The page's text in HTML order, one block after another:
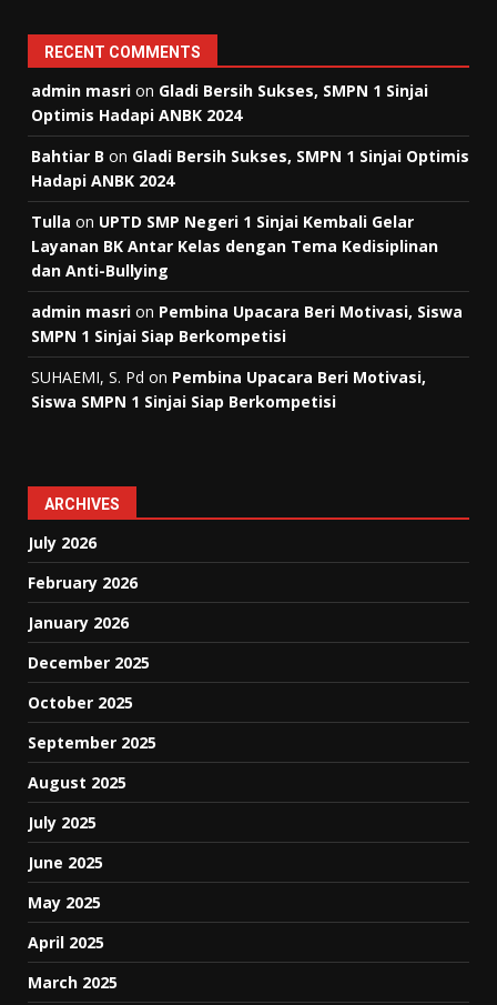
RECENT COMMENTS
admin masri on Gladi Bersih Sukses, SMPN 1 Sinjai
Optimis Hadapi ANBK 2024
Bahtiar B on Gladi Bersih Sukses, SMPN 1 Sinjai Optimis
Hadapi ANBK 2024
Tulla on UPTD SMP Negeri 1 Sinjai Kembali Gelar
Layanan BK Antar Kelas dengan Tema Kedisiplinan
dan Anti-Bullying
admin masri on Pembina Upacara Beri Motivasi, Siswa
SMPN 1 Sinjai Siap Berkompetisi
SUHAEMI, S. Pd on Pembina Upacara Beri Motivasi,
Siswa SMPN 1 Sinjai Siap Berkompetisi
ARCHIVES
July 2026
February 2026
January 2026
December 2025
October 2025
September 2025
August 2025
July 2025
June 2025
May 2025
April 2025
March 2025